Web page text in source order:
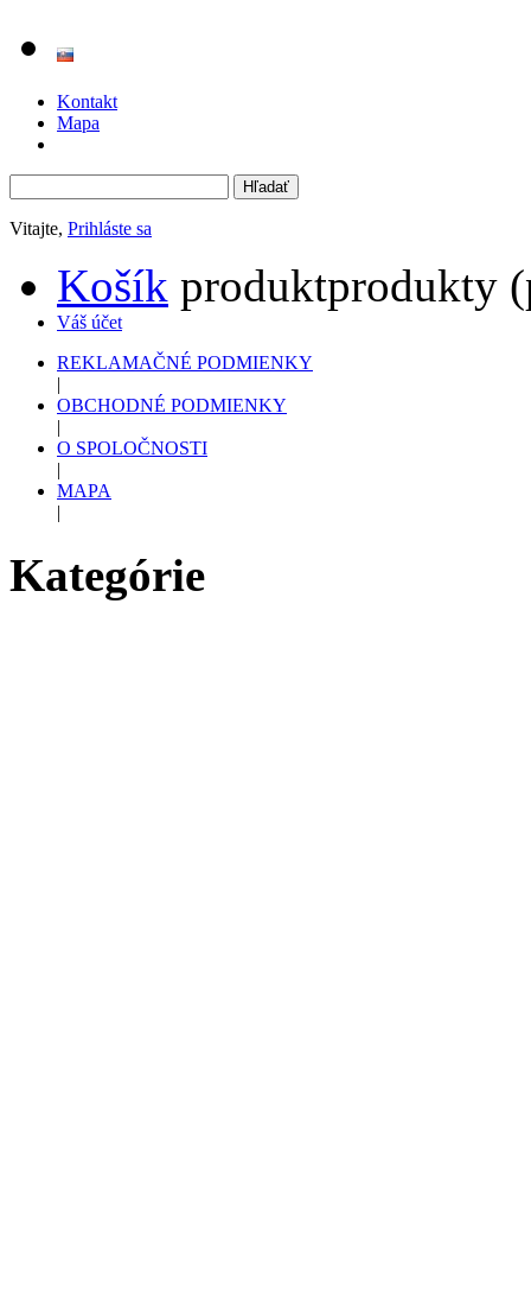
Kontakt
Mapa
Vitajte, Prihláste sa
Košík produktprodukty
Váš účet
REKLAMAČNÉ PODMIENKY
|
OBCHODNÉ PODMIENKY
|
O SPOLOČNOSTI
|
MAPA
|
Kategórie